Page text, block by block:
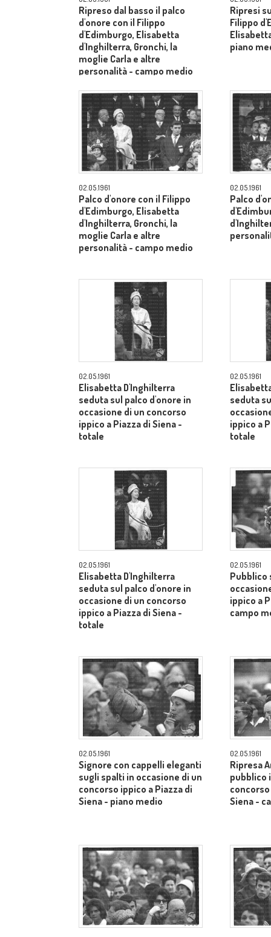
Ripreso dal basso il palco
d'onore con il Filippo
d'Edimburgo, Elisabetta
d'Inghilterra, Gronchi, la
moglie Carla e altre
personalità - campo medio
Ripresi
Filippo
piano
02.05.1961
Palco d'onore con il Filippo
d'Edimburgo, Elisabetta
d'Inghilterra, Gronchi, la
moglie Carla e altre
personalità - campo medio
02.05.1961
Palco
02.05.1961
Elisabetta D'Inghilterra
seduta sul palco d'onore in
occasione di un concorso
ippico a Piazza di Siena -
totale
02.05.1961
seduta
ippico a
totale
02.05.1961
Elisabetta D'Inghilterra
seduta sul palco d'onore in
occasione di un concorso
ippico a Piazza di Siena -
totale
02.05.1961
Pubblico
ippico a
campo
02.05.1961
Signore con cappelli eleganti
sugli spalti in occasione di un
concorso ippico a Piazza di
Siena - piano medio
02.05.1961
Ripresa
pubblico
Siena -